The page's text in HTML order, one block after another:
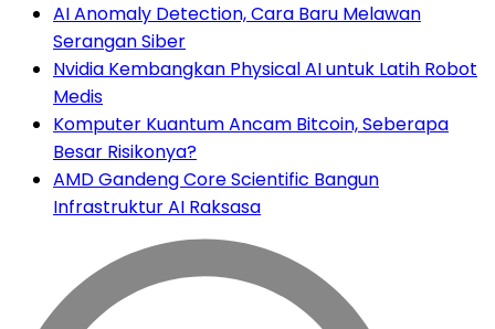
AI Anomaly Detection, Cara Baru Melawan
Serangan Siber
Nvidia Kembangkan Physical AI untuk Latih Robot
Medis
Komputer Kuantum Ancam Bitcoin, Seberapa
Besar Risikonya?
AMD Gandeng Core Scientific Bangun
Infrastruktur AI Raksasa